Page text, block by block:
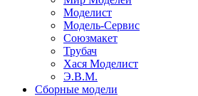
Моделист
Модель-Сервис
Союзмакет
Трубач
Хася Моделист
Э.В.М.
Сборные модели